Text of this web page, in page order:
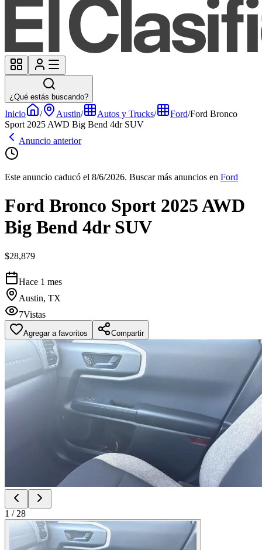
¿Qué estás buscando?
Inicio / Austin/ Autos y Trucks/ Ford/Ford Bronco
Sport 2025 AWD Big Bend 4dr SUV
Anuncio anterior
Este anuncio caducó el 8/6/2026. Buscar más anuncios en Ford
Ford Bronco Sport 2025 AWD
Big Bend 4dr SUV
$28,879
Hace 1 mes
Austin, TX
7Vistas
Agregar a favoritos Compartir
1 / 28